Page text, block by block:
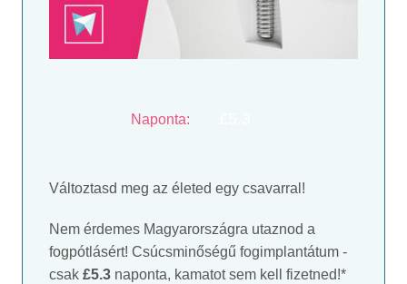
Naponta:
Változtasd meg az életed egy csavarral!
Nem érdemes Magyarországra utaznod a
fogpótlásért! Csúcsminőségű fogimplantátum ‐
csak £5.3 naponta, kamatot sem kell fizetned!*